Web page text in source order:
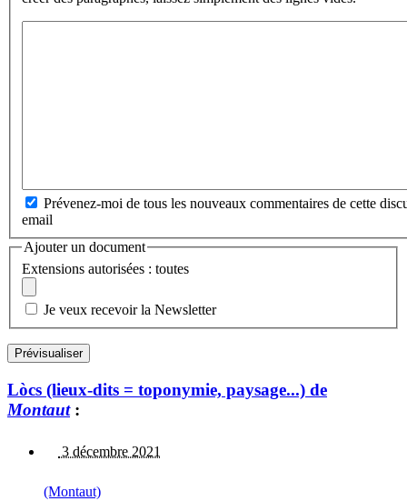
Prévenez-moi de tous les nouveaux commentaires de cette
email
Ajouter un document
Extensions autorisées : toutes
Je veux recevoir la Newsletter
Lòcs (lieux-dits = toponymie, paysage...) de
Montaut:
3 décembre 2021
(Montaut)